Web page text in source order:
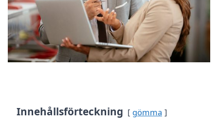
Innehållsförteckning gömma